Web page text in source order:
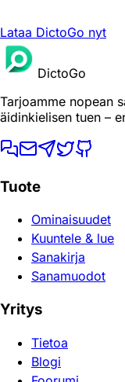
Lataa DictoGo nyt
DictoGo
Tarjoamme nopean
äidinkielisen tuen –
Tuote
Ominaisuudet
Kuuntele & lue
Sanakirja
Sanamuodot
Yritys
Tietoa
Blogi